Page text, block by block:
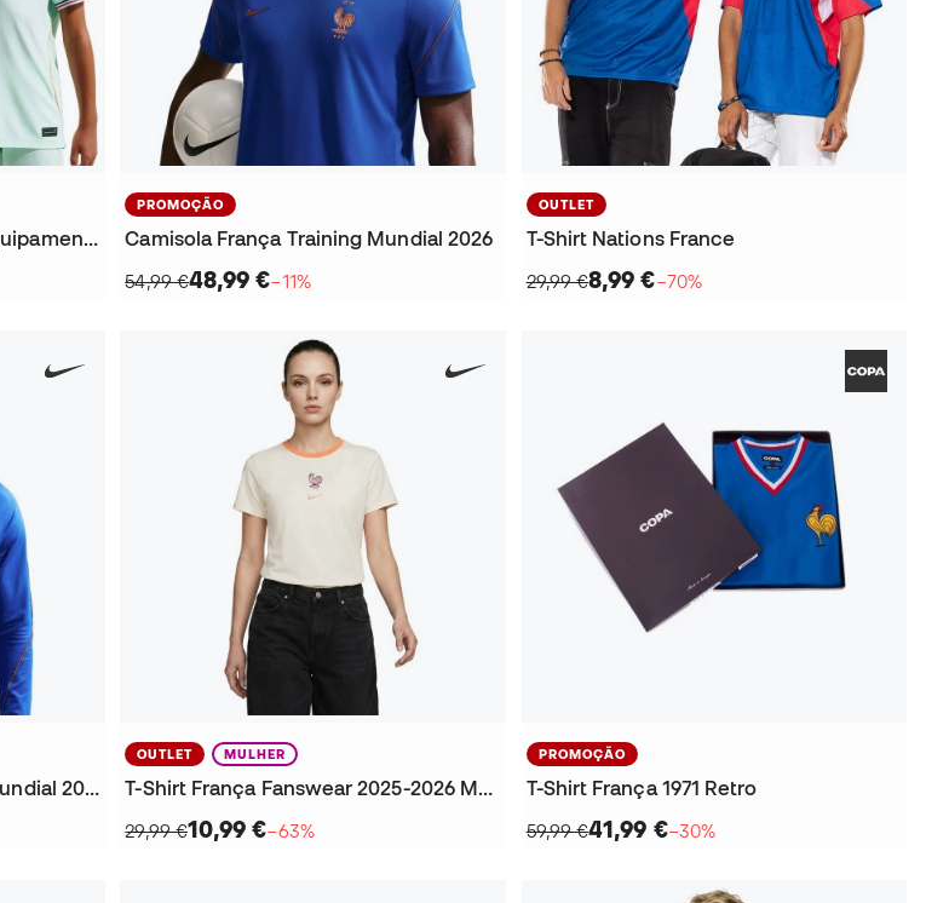
Camisola França Segundo equipamento Mundial 2026 Criança
PROMOÇÃO
Camisola França Training Mundial 2026
54,99 €48,99 €−11%
OUTLET
T-Shirt Nations France
29,99 €8,99 €−70%
Sweatshirt França Training Mundial 2026
OUTLET MULHER
T-Shirt França Fanswear 2025-2026 Mulher
29,99 €10,99 €−63%
PROMOÇÃO
T-Shirt França 1971 Retro
59,99 €41,99 €−30%